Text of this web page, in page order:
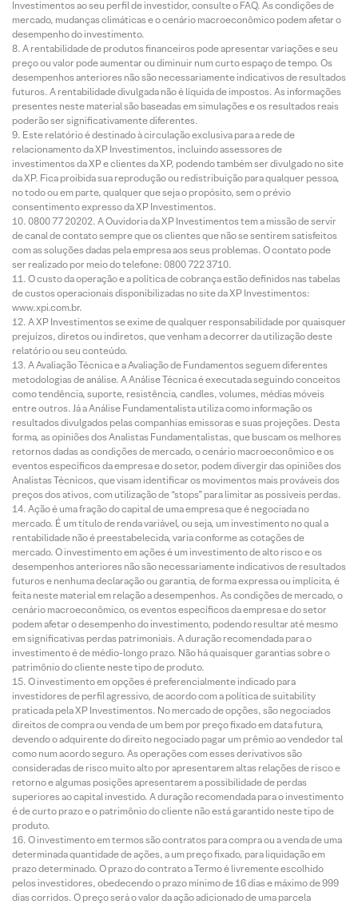
Investimentos ao seu perfil de investidor, consulte o FAQ. As condições de
mercado, mudanças climáticas e o cenário macroeconômico podem afetar o
desempenho do investimento.
A rentabilidade de produtos financeiros pode apresentar variações e seu
preço ou valor pode aumentar ou diminuir num curto espaço de tempo. Os
desempenhos anteriores não são necessariamente indicativos de resultados
futuros. A rentabilidade divulgada não é líquida de impostos. As informações
presentes neste material são baseadas em simulações e os resultados reais
poderão ser significativamente diferentes.
Este relatório é destinado à circulação exclusiva para a rede de
relacionamento da XP Investimentos, incluindo assessores de
investimentos da XP e clientes da XP, podendo também ser divulgado no site
da XP. Fica proibida sua reprodução ou redistribuição para qualquer pessoa,
no todo ou em parte, qualquer que seja o propósito, sem o prévio
consentimento expresso da XP Investimentos.
0800 77 20202. A Ouvidoria da XP Investimentos tem a missão de servir
de canal de contato sempre que os clientes que não se sentirem satisfeitos
com as soluções dadas pela empresa aos seus problemas. O contato pode
ser realizado por meio do telefone: 0800 722 3710.
O custo da operação e a política de cobrança estão definidos nas tabelas
de custos operacionais disponibilizadas no site da XP Investimentos:
www.xpi.com.br.
A XP Investimentos se exime de qualquer responsabilidade por quaisquer
prejuízos, diretos ou indiretos, que venham a decorrer da utilização deste
relatório ou seu conteúdo.
A Avaliação Técnica e a Avaliação de Fundamentos seguem diferentes
metodologias de análise. A Análise Técnica é executada seguindo conceitos
como tendência, suporte, resistência, candles, volumes, médias móveis
entre outros. Já a Análise Fundamentalista utiliza como informação os
resultados divulgados pelas companhias emissoras e suas projeções. Desta
forma, as opiniões dos Analistas Fundamentalistas, que buscam os melhores
retornos dadas as condições de mercado, o cenário macroeconômico e os
eventos específicos da empresa e do setor, podem divergir das opiniões dos
Analistas Técnicos, que visam identificar os movimentos mais prováveis dos
preços dos ativos, com utilização de “stops” para limitar as possíveis perdas.
Ação é uma fração do capital de uma empresa que é negociada no
mercado. É um título de renda variável, ou seja, um investimento no qual a
rentabilidade não é preestabelecida, varia conforme as cotações de
mercado. O investimento em ações é um investimento de alto risco e os
desempenhos anteriores não são necessariamente indicativos de resultados
futuros e nenhuma declaração ou garantia, de forma expressa ou implícita, é
feita neste material em relação a desempenhos. As condições de mercado, o
cenário macroeconômico, os eventos específicos da empresa e do setor
podem afetar o desempenho do investimento, podendo resultar até mesmo
em significativas perdas patrimoniais. A duração recomendada para o
investimento é de médio-longo prazo. Não há quaisquer garantias sobre o
patrimônio do cliente neste tipo de produto.
O investimento em opções é preferencialmente indicado para
investidores de perfil agressivo, de acordo com a política de suitability
praticada pela XP Investimentos. No mercado de opções, são negociados
direitos de compra ou venda de um bem por preço fixado em data futura,
devendo o adquirente do direito negociado pagar um prêmio ao vendedor tal
como num acordo seguro. As operações com esses derivativos são
consideradas de risco muito alto por apresentarem altas relações de risco e
retorno e algumas posições apresentarem a possibilidade de perdas
superiores ao capital investido. A duração recomendada para o investimento
é de curto prazo e o patrimônio do cliente não está garantido neste tipo de
produto.
O investimento em termos são contratos para compra ou a venda de uma
determinada quantidade de ações, a um preço fixado, para liquidação em
prazo determinado. O prazo do contrato a Termo é livremente escolhido
pelos investidores, obedecendo o prazo mínimo de 16 dias e máximo de 999
dias corridos. O preço será o valor da ação adicionado de uma parcela